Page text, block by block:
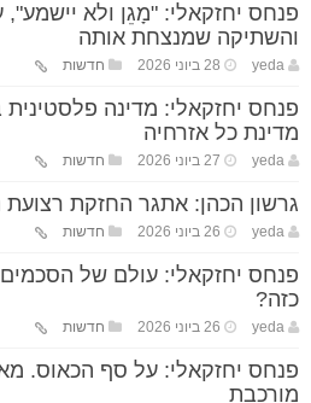
פנחס יחזקאלי: "מָגֵן ולא
והשתיקה שמנצחת אותה
yeda 28 ביוני 2026 חדשות
פנחס יחזקאלי: מדינה
מדינת כל אזרחיה
yeda 27 ביוני 2026 חדשות
גרשון הכהן: אתגר החזקת רצועת
yeda 26 ביוני 2026 חדשות
פנחס יחזקאלי: עולם של
כזה?
yeda 26 ביוני 2026 חדשות
פנחס יחזקאלי: על סף הכאוס.
מורכבת